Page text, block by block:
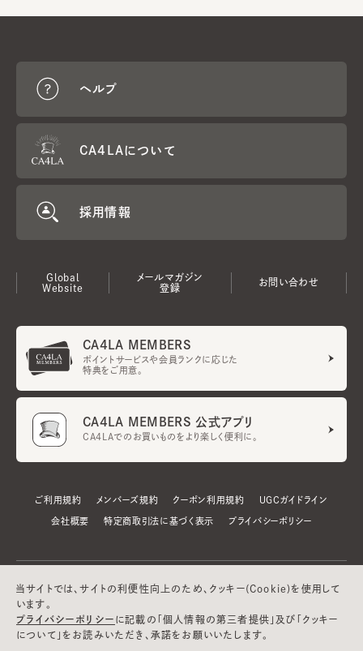
ヘルプ
CA4LAについて
採用情報
Global
Website
メールマガジン
登録
お問い合わせ
CA4LA MEMBERS
ポイントサービスや会員ランクに応じた
特典をご用意。
CA4LA MEMBERS 公式アプリ
CA4LAでのお買いものをより楽しく便利に。
ご利用規約 メンバーズ規約 クーポン利用規約 UGCガイドライン
会社概要 特定商取引法に基づく表示 プライバシーポリシー
当サイトでは、サイトの利便性向上のため、クッキー(Cookie)を使用して
います。
プライバシーポリシー に記載の「個人情報の第三者提供」及び「クッキー
について」をお読みいただき、承諾をお願いいたします。